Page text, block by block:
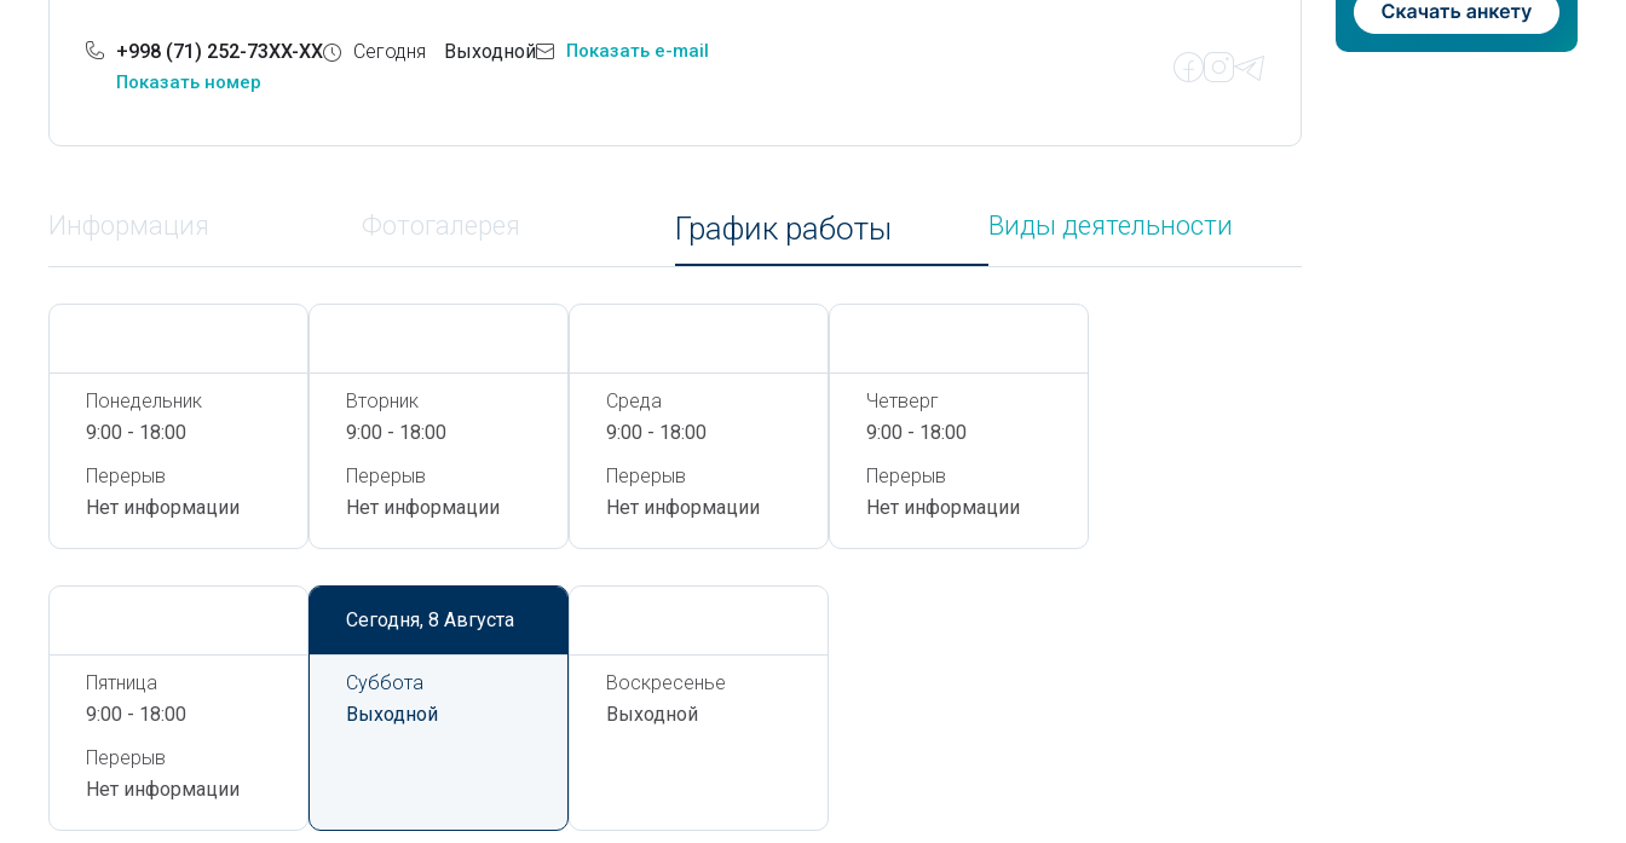
+998 (71) 252-73XX-XX
Показать номер
Сегодня Выходной Показать e-mail
Информация Фотогалерея График работы Виды деятельности
Понедельник
9:00 - 18:00
Перерыв
Нет информации
Вторник
9:00 - 18:00
Перерыв
Нет информации
Среда
9:00 - 18:00
Перерыв
Нет информации
Четверг
9:00 - 18:00
Перерыв
Нет информации
Пятница
9:00 - 18:00
Перерыв
Нет информации
Сегодня, 8 Августа
Суббота
Выходной
Воскресенье
Выходной